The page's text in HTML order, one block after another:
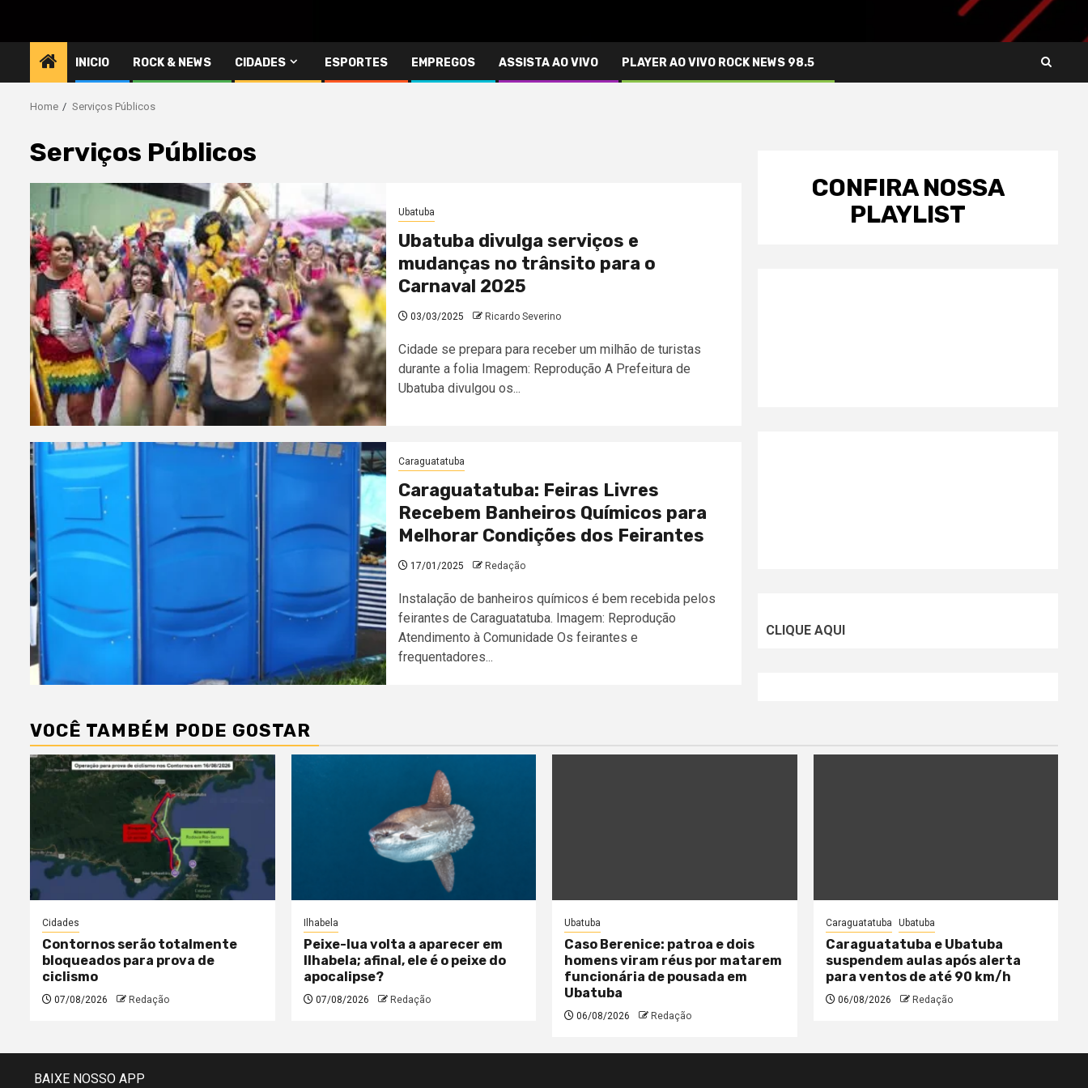
INICIO ROCK & NEWS CIDADES ESPORTES EMPREGOS ASSISTA AO VIVO PLAYER AO VIVO ROCK NEWS 98.5
Home Serviços Públicos
Serviços Públicos
Ubatuba
Ubatuba divulga serviços e
mudanças no trânsito para o
Carnaval 2025
03/03/2025 Ricardo Severino
Cidade se prepara para receber um milhão de turistas
durante a folia Imagem: Reprodução A Prefeitura de
Ubatuba divulgou os...
Caraguatatuba
Caraguatatuba: Feiras Livres
Recebem Banheiros Químicos para
Melhorar Condições dos Feirantes
17/01/2025 Redação
Instalação de banheiros químicos é bem recebida pelos
feirantes de Caraguatatuba. Imagem: Reprodução
Atendimento à Comunidade Os feirantes e
frequentadores...
CONFIRA NOSSA
PLAYLIST
CLIQUE AQUI
VOCÊ TAMBÉM PODE GOSTAR
Cidades
Contornos serão totalmente
bloqueados para prova de
ciclismo
07/08/2026 Redação
Ilhabela
Peixe-lua volta a aparecer em
Ilhabela; afinal, ele é o peixe do
apocalipse?
07/08/2026 Redação
Ubatuba
Caso Berenice: patroa e dois
homens viram réus por matarem
funcionária de pousada em
Ubatuba
06/08/2026 Redação
Caraguatatuba Ubatuba
Caraguatatuba e Ubatuba
suspendem aulas após alerta
para ventos de até 90 km/h
06/08/2026 Redação
BAIXE NOSSO APP